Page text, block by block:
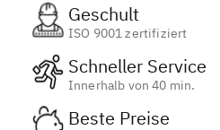
Geschult
ISO 9001 zertifiziert
Schneller Service
Innerhalb von 40 min.
Beste Preise